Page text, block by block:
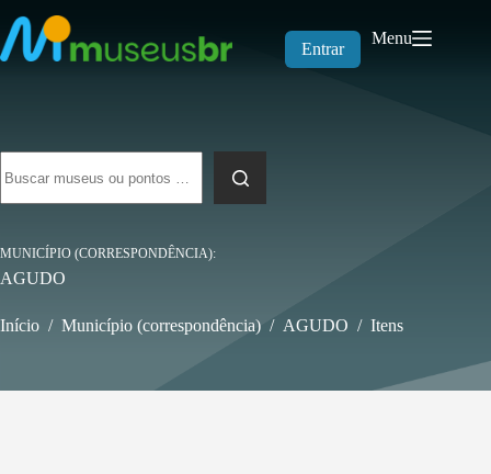
para
o
conteúdo
Entrar
Menu
resultados
MUNICÍPIO (CORRESPONDÊNCIA)
AGUDO
Início / Município (correspondência) / AGUDO / Itens